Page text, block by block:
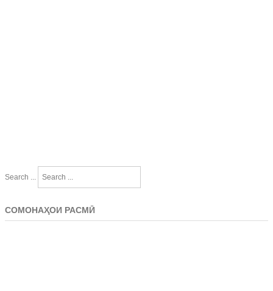
Search ...
СОМОНАҲОИ РАСМӢ